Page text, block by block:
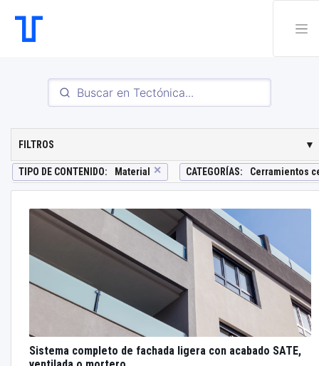
FILTROS ▼
TIPO DE CONTENIDO: Material ✕ CATEGORÍAS: Cerramientos
Sistema completo de fachada ligera con acabado SATE,